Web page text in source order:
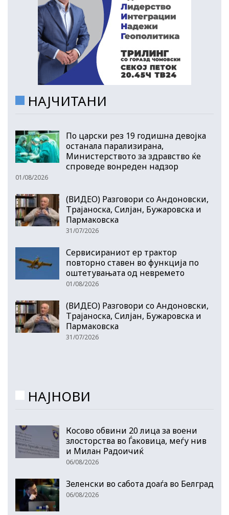
НАЈЧИТАНИ
По царски рез 19 годишна девојка
останала парализирана,
Министерството за здравство ќе
спроведе вонреден надзор
01/08/2026
(ВИДЕО) Разговори со Андоновски,
Трајаноска, Силјан, Бужаровска и
Пармаковска
31/07/2026
Сервисираниот ер трактор
повторно ставен во функција по
оштетувањата од невремето
01/08/2026
(ВИДЕО) Разговори со Андоновски,
Трајаноска, Силјан, Бужаровска и
Пармаковска
31/07/2026
НАЈНОВИ
Косово обвини 20 лица за воени
злосторства во Ѓаковица, меѓу нив
и Милан Радоичиќ
06/08/2026
Зеленски во сабота доаѓа во Белград
06/08/2026